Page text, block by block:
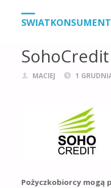
STRONA
GŁÓWNA
SohoCredit
MACIEJ 1
Pożyczkobiorcy mogą